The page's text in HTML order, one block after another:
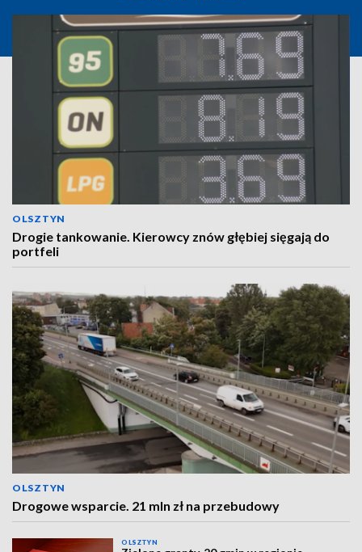
OLSZTYN
Drogie tankowanie. Kierowcy znów głębiej sięgają do
portfeli
OLSZTYN
Drogowe wsparcie. 21 mln zł na przebudowy
OLSZTYN